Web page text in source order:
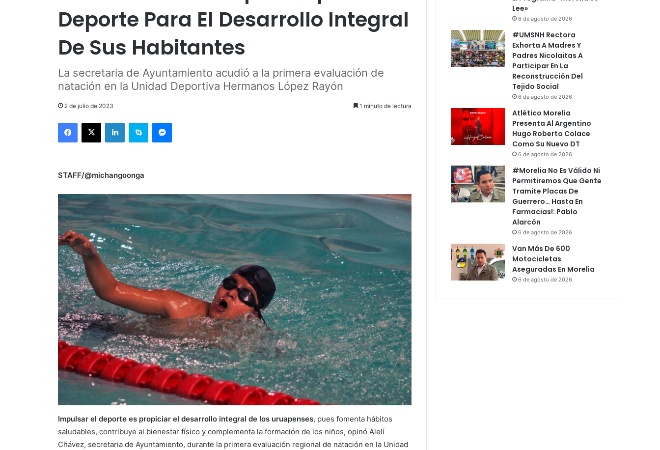
Deporte Para El Desarrollo Integral
De Sus Habitantes
La secretaria de Ayuntamiento acudió a la primera evaluación de
natación en la Unidad Deportiva Hermanos López Rayón
2 de julio de 2023 1 minuto de lectura
Facebook
X LinkedInSkype Messenger
STAFF/@michangoonga
Impulsar el deporte es propiciar el desarrollo integral de los uruapenses, pues fomenta hábitos
saludables, contribuye al bienestar físico y complementa la formación de los niños, opinó Alelí
Chávez, secretaria de Ayuntamiento, durante la primera evaluación regional de natación en la Unidad
Lee»
6 de agosto de 2026
#UMSNH Rectora
Exhorta A Madres Y
Padres Nicolaitas A
Participar En La
Reconstrucción Del
Tejido Social
6 de agosto de 2026
Atlético Morelia
Presenta Al Argentino
Hugo Roberto Colace
Como Su Nuevo DT
6 de agosto de 2026
#Morelia No Es Válido Ni
Permitiremos Que Gente
Tramite Placas De
Guerrero… Hasta En
Farmacias!: Pablo
Alarcón
6 de agosto de 2026
Van Más De 600
Motocicletas
Aseguradas En Morelia
6 de agosto de 2026